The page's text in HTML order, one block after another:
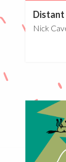
Distant
Nick